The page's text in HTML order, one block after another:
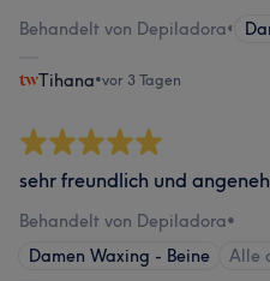
Behandelt von Depiladora•
Tihana•vor 3 Tagen
sehr freundlich und
Behandelt von Depiladora•
Damen Waxing - Beine
Alle